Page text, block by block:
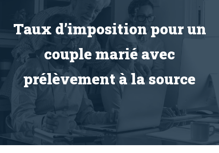
Taux d’imposition pour un
couple marié avec
prélèvement à la source